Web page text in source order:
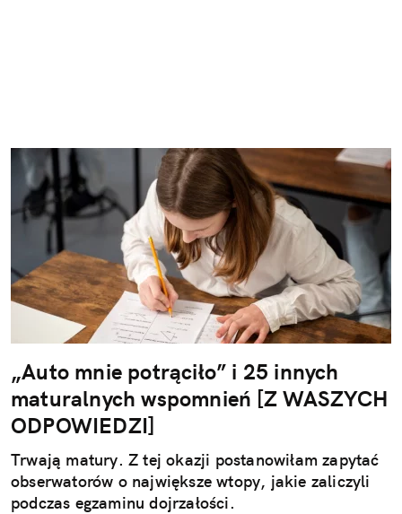
„Auto mnie potrąciło” i 25 innych
maturalnych wspomnień [Z WASZYCH
ODPOWIEDZI]
Trwają matury. Z tej okazji postanowiłam zapytać
obserwatorów o największe wtopy, jakie zaliczyli
podczas egzaminu dojrzałości.